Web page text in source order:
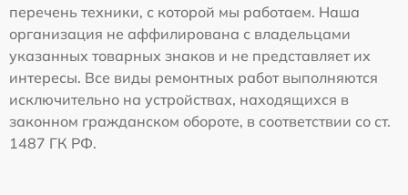
перечень техники, с которой мы работаем. Наша
организация не аффилирована с владельцами
указанных товарных знаков и не представляет их
интересы. Все виды ремонтных работ выполняются
исключительно на устройствах, находящихся в
законном гражданском обороте, в соответствии со ст.
1487 ГК РФ.